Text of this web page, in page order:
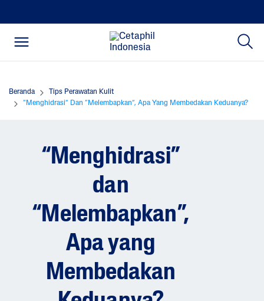
Beranda
Tips Perawatan Kulit
“Menghidrasi” Dan “Melembapkan”, Apa Yang Membedakan Keduanya?
“Menghidrasi”
dan
“Melembapkan”,
Apa yang
Membedakan